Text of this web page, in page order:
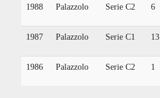
1988 Palazzolo Serie C2 6
1987 Palazzolo Serie C1 13
1986 Palazzolo Serie C2 1